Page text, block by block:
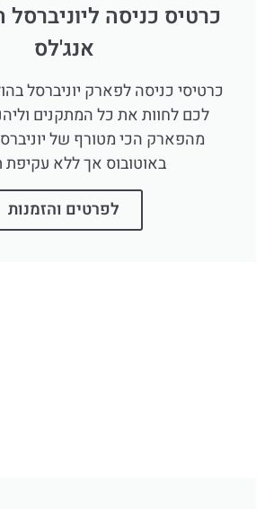
כרטיס כניסה ליוניברסל
אנג'לס
כרטיסי כניסה לפארק יוניברסל
לכם לחוות את כל המתקנים
מהפארק הכי מטורף של
באוטובוס אך ללא עקיפת
לפרטים והזמנות